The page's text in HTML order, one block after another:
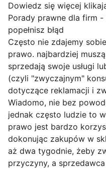
Dowiedz się więcej
Porady prawne dla firm
popełnisz błąd
Często nie zdajemy
prawo. najbardziej
sprzedają swoje usługi
(czyli "zwyczajnym"
dotyczące reklamacji i
Wiadomo, nie bez
jednak często ludzie to
prawo jest bardzo
dokonując zakupów w
aż dwa tygodnie, żeby
przyczyny, a